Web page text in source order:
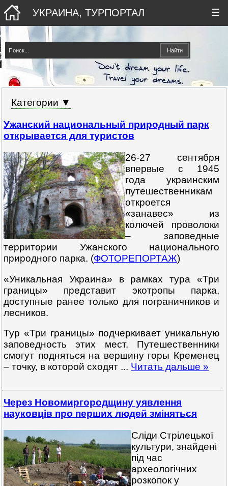
УКРАИНА, ТУРПОРТАЛ ☰
Категории ▼
Ужанский национальный природный парк
открывается для туристов
26-27 сентября
впервые с 1945
года украинским
путешественникам
откроется
«занавес» из
колючей проволоки
– заповедные
территории Ужанского национального
природного парка. (ФОТОРЕПОРТАЖ)
«Уникальная Украина» в рамках тура «Три
границы» представит экотропы парка,
доступные ранее только для пограничников и
лесников.
Тур «Три границы» подчеркивает уникальную
заповедность этих мест. Путешественники
смогут подняться на вершину горы Кременец
– точку, в которой сходят ... Читать дальше »
Через Новомиргородщину уявлення
науковців про перших людей зміняться
Сліди Стрілецької
культури, знайдені
під час
археологічних
розкопок у